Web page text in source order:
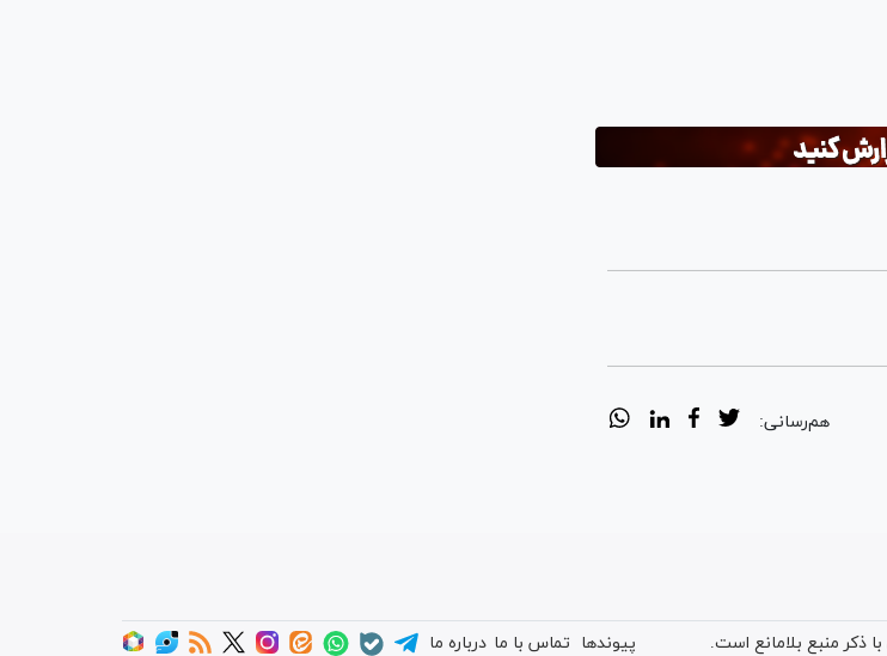
هم‌رسانی:
ذکر منبع بلامانع است. پیوندها تماس با ما درباره ما